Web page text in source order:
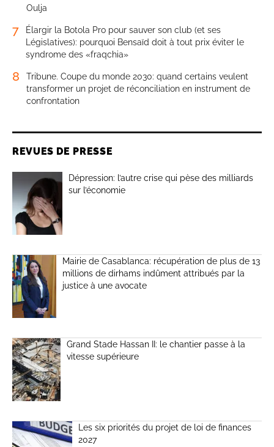
Oulja
7
Élargir la Botola Pro pour sauver son club (et ses
Législatives): pourquoi Bensaïd doit à tout prix éviter le
syndrome des «fraqchia»
8
Tribune. Coupe du monde 2030: quand certains veulent
transformer un projet de réconciliation en instrument de
confrontation
REVUES DE PRESSE
Dépression: l’autre crise qui pèse des milliards
sur l’économie
Mairie de Casablanca: récupération de plus de 13
millions de dirhams indûment attribués par la
justice à une avocate
Grand Stade Hassan II: le chantier passe à la
vitesse supérieure
Les six priorités du projet de loi de finances
2027